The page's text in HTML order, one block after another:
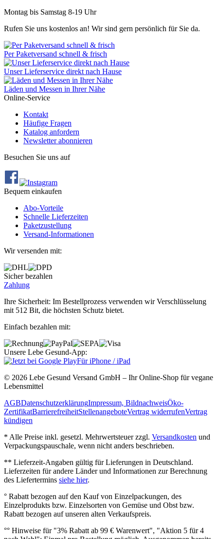
Montag bis Samstag 8-19 Uhr
Rufen Sie uns kostenlos an! Wir sind gern persönlich für Sie da.
Per Paketversand schnell & frisch
Unser Lieferservice direkt nach Hause
Läden und Messen in Ihrer Nähe
Online-Service
Kontakt
Häufige Fragen
Katalog anfordern
Newsletter abonnieren
Besuchen Sie uns auf
Bequem einkaufen
Abo‐Vorteile
Schnelle Lieferzeiten
Paketzustellung
Versand‐Informationen
Wir versenden mit:
Sicher bezahlen
Zahlung
Ihre Sicherheit: Im Bestellprozess verwenden wir Verschlüsselung
mit 512 Bit, die höchsten Schutz bietet.
Einfach bezahlen mit:
Unsere Lebe Gesund-App:
Für iPhone / iPad
© 2026 Lebe Gesund Versand GmbH – Ihr Online‐Shop für vegane
Lebensmittel
AGBDatenschutzerklärungImpressum, BildnachweisÖko‐
ZertifikatBarrierefreiheitStellenangeboteVertrag widerrufenVertrag
kündigen
* Alle Preise inkl. gesetzl. Mehrwertsteuer zzgl. Versandkosten und
Verpackungspauschale, wenn nicht anders beschrieben.
** Lieferzeit‐Angaben gültig für Lieferungen in Deutschland.
Lieferzeiten für andere Länder und Informationen zur Berechnung
des Liefertermins siehe hier.
° Rabatt bezogen auf den Kauf von Einzelpackungen, des
Einzelprodukts bzw. Einzelsorten von Gemüse und Obst bzw.
Rabatt bezogen auf unseren alten Verkaufspreis.
°° Hinweise für "3% Rabatt ab 99 € Warenwert", "Aktion 5 für 4